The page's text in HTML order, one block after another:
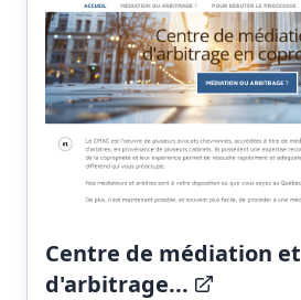
Centre de médiation et
d'arbitrage...